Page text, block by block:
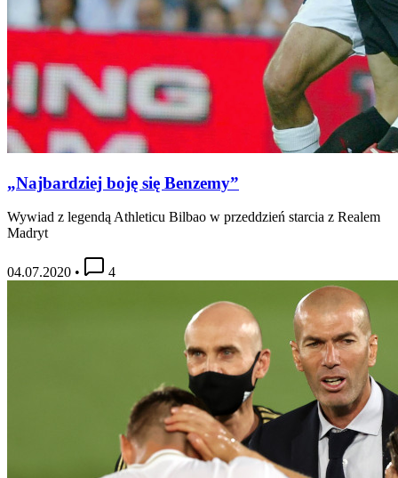
„Najbardziej boję się Benzemy”
Wywiad z legendą Athleticu Bilbao w przeddzień starcia z Realem
Madryt
04.07.2020 • 4